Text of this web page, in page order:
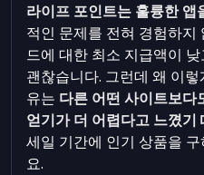
라이프 포인트는 훌륭한 앱
적인 문제를 전혀 경험하지
드에 대한 최소 지급액이
괜찮습니다. 그런데 왜 이
유는 다른 어떤 사이트보다
얻기가 더 어렵다고 느꼈기
세일 기간에 인기 상품을
요.